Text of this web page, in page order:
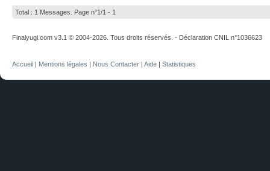
Total : 1 Messages. Page n°1/1 - 1
Finalyugi.com v3.1 © 2004-2026. Tous droits réservés. - Déclaration CNIL n°1036623
Accueil | Mentions légales | Nous Contacter | Aide | Statistiques